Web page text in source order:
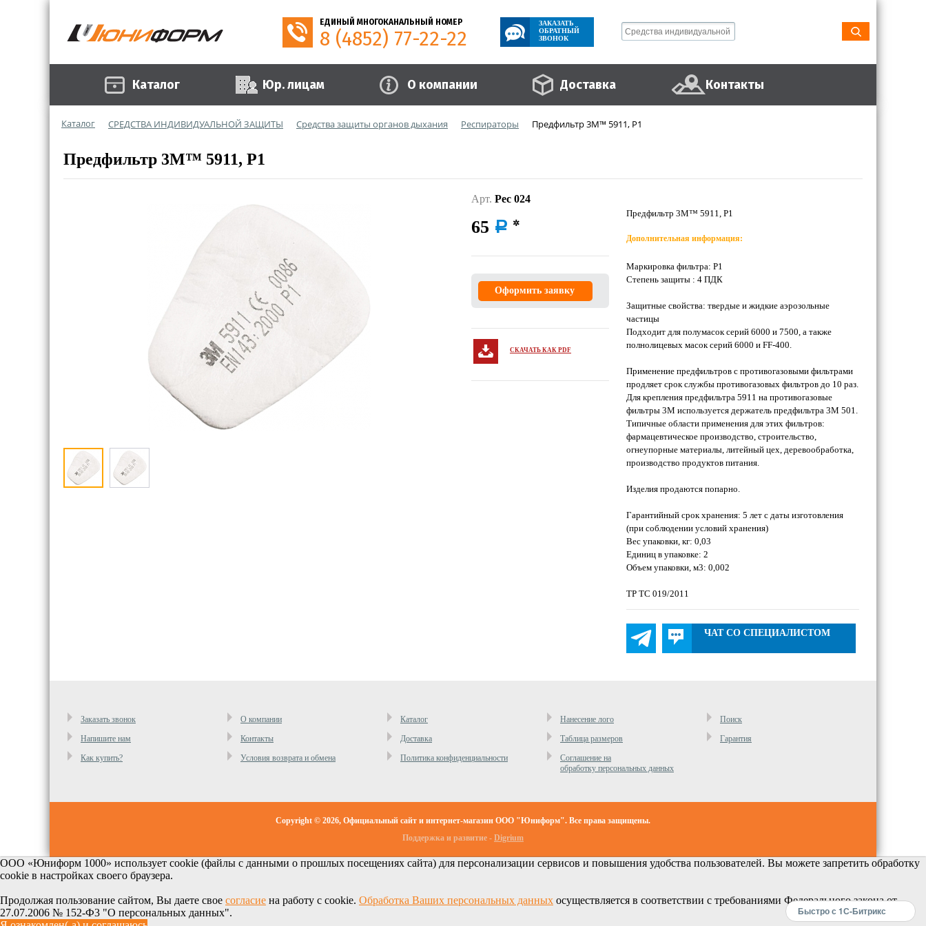
ЕДИНЫЙ МНОГОКАНАЛЬНЫЙ НОМЕР
8 (4852) 77-22-22
ЗАКАЗАТЬ
ОБРАТНЫЙ
ЗВОНОК
Каталог Юр. лицам О компании Доставка Контакты
Каталог СРЕДСТВА ИНДИВИДУАЛЬНОЙ ЗАЩИТЫ Средства защиты органов дыхания Респираторы Предфильтр 3М™ 5911, Р1
Предфильтр 3М™ 5911, Р1
Арт. Рес 024
65 a
Оформить заявку
СКАЧАТЬ КАК PDF
Предфильтр 3М™ 5911, Р1
Дополнительная информация:
Маркировка фильтра: Р1
Степень защиты : 4 ПДК
Защитные свойства: твердые и жидкие аэрозольные
частицы
Подходит для полумасок серий 6000 и 7500, а также
полнолицевых масок серий 6000 и FF-400.
Применение предфильтров с противогазовыми фильтрами
продляет срок службы противогазовых фильтров до 10 раз.
Для крепления предфильтра 5911 на противогазовые
фильтры 3М используется держатель предфильтра 3М 501.
Типичные области применения для этих фильтров:
фармацевтическое производство, строительство,
огнеупорные материалы, литейный цех, деревообработка,
производство продуктов питания.
Изделия продаются попарно.
Гарантийный срок хранения: 5 лет с даты изготовления
(при соблюдении условий хранения)
Вес упаковки, кг: 0,03
Единиц в упаковке: 2
Объем упаковки, м3: 0,002
ТР ТС 019/2011
ЧАТ СО СПЕЦИАЛИСТОМ
Заказать звонок О компании Каталог Нанесение лого
Поиск
Напишите нам
Контакты Доставка Таблица размеров
Гарантия
Как купить?
Условия возврата и обмена Политика конфиденциальности
Cоглашение на
обработку персональных данных
Copyright © 2026, Официальный сайт и интернет-магазин ООО "Юниформ". Все права защищены.
Поддержка и развитие - Digrium
ООО «Юниформ 1000» использует cookie (файлы с данными о прошлых посещениях сайта) для персонализации сервисов и повышения удобства пользователей. Вы можете запретить обработку
cookie в настройках своего браузера.
Продолжая пользование сайтом, Вы даете свое согласие на работу с cookie. Обработка Ваших персональных данных осуществляется в соответствии с требованиями Федерального закона от
27.07.2006 № 152-Ф3 "О персональных данных".
Быстро с 1С-Битрикс